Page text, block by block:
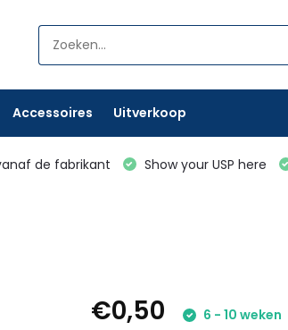
Accessoires Uitverkoop
de fabrikant Show your USP here
€0,50
6 - 10 weken